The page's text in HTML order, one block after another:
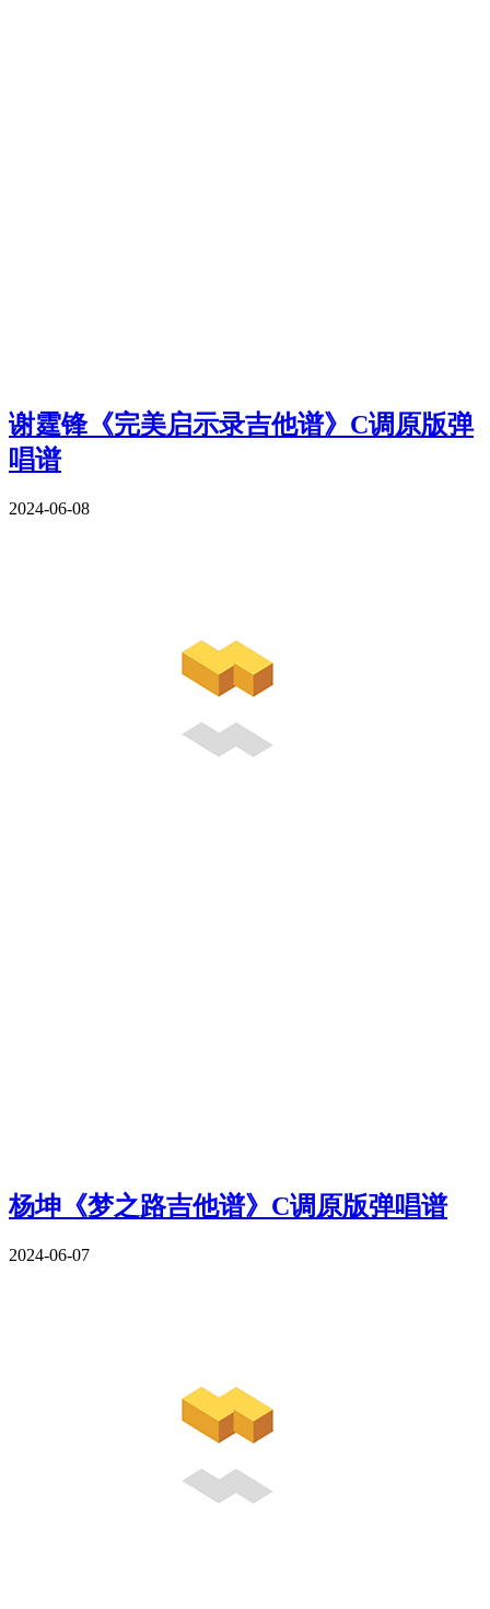
谢霆锋《完美启示录吉他谱》C调原版弹
唱谱
2024-06-08
杨坤《梦之路吉他谱》C调原版弹唱谱
2024-06-07